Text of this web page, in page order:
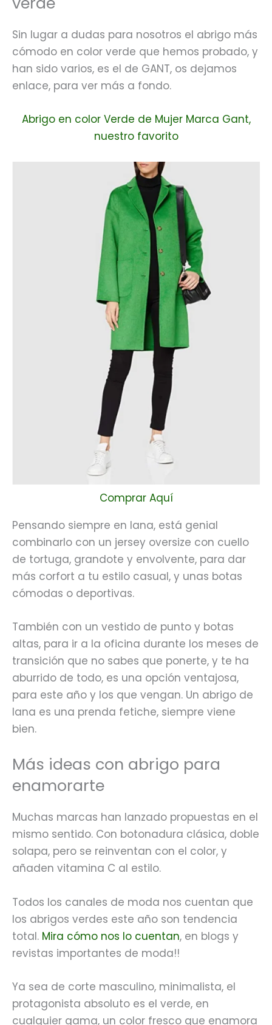
Sin lugar a dudas para nosotros el abrigo más
cómodo en color verde que hemos probado, y
han sido varios, es el de GANT, os dejamos
enlace, para ver más a fondo.
Abrigo en color Verde de Mujer Marca Gant,
nuestro favorito
Comprar Aquí
Pensando siempre en lana, está genial
combinarlo con un jersey oversize con cuello
de tortuga, grandote y envolvente, para dar
más corfort a tu estilo casual, y unas botas
cómodas o deportivas.
También con un vestido de punto y botas
altas, para ir a la oficina durante los meses de
transición que no sabes que ponerte, y te ha
aburrido de todo, es una opción ventajosa,
para este año y los que vengan. Un abrigo de
lana es una prenda fetiche, siempre viene
bien.
Más ideas con abrigo para
enamorarte
Muchas marcas han lanzado propuestas en el
mismo sentido. Con botonadura clásica, doble
solapa, pero se reinventan con el color, y
añaden vitamina C al estilo.
Todos los canales de moda nos cuentan que
los abrigos verdes este año son tendencia
total. Mira cómo nos lo cuentan, en blogs y
revistas importantes de moda!!
Ya sea de corte masculino, minimalista, el
protagonista absoluto es el verde, en
cualquier gama, un color fresco que enamora